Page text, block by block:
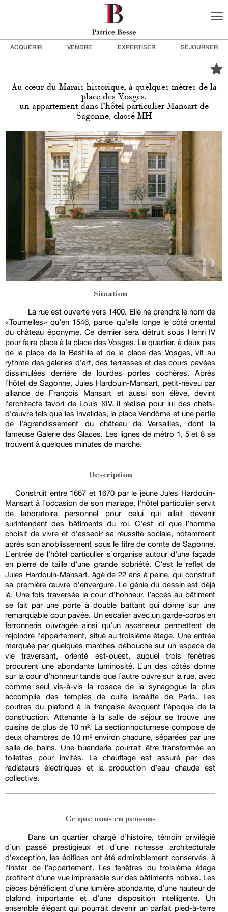
ACQUÉRIR VENDRE EXPERTISER SÉJOURNER
Au cœur du Marais historique, à quelques mètres de la
place des Vosges,
un appartement dans l’hôtel particulier Mansart de
Sagonne, classé MH
Situation
La rue est ouverte vers 1400. Elle ne prendra le nom de
« Tournelles » qu’en 1546, parce qu’elle longe le côté oriental
du château éponyme. Ce dernier sera détruit sous Henri IV
pour faire place à la place des Vosges. Le quartier, à deux pas
de la place de la Bastille et de la place des Vosges, vit au
rythme des galeries d’art, des terrasses et des cours pavées
dissimulées derrière de lourdes portes cochères. Après
l’hôtel de Sagonne, Jules Hardouin-Mansart, petit-neveu par
alliance de François Mansart et aussi son élève, devint
l’architecte favori de Louis XIV. Il réalisa pour lui des chefs-
d’œuvre tels que les Invalides, la place Vendôme et une partie
de l’agrandissement du château de Versailles, dont la
fameuse Galerie des Glaces. Les lignes de métro 1, 5 et 8 se
trouvent à quelques minutes de marche.
Description
Construit entre 1667 et 1670 par le jeune Jules Hardouin-
Mansart à l’occasion de son mariage, l’hôtel particulier servit
de laboratoire personnel pour celui qui allait devenir
surintendant des bâtiments du roi. C’est ici que l’homme
choisit de vivre et d’asseoir sa réussite sociale, notamment
après son anoblissement sous le titre de comte de Sagonne.
L’entrée de l’hôtel particulier s’organise autour d’une façade
en pierre de taille d’une grande sobriété. C’est le reflet de
Jules Hardouin-Mansart, âgé de 22 ans à peine, qui construit
sa première œuvre d’envergure. Le génie du dessin est déjà
là. Une fois traversée la cour d’honneur, l’accès au bâtiment
se fait par une porte à double battant qui donne sur une
remarquable cour pavée. Un escalier avec un garde-corps en
ferronnerie ouvragée ainsi qu’un ascenseur permettent de
rejoindre l’appartement, situé au troisième étage. Une entrée
marquée par quelques marches débouche sur un espace de
vie traversant, orienté est-ouest, auquel trois fenêtres
procurent une abondante luminosité. L’un des côtés donne
sur la cour d’honneur tandis que l’autre ouvre sur la rue, avec
comme seul vis-à-vis la rosace de la synagogue la plus
accomplie des temples de culte israélite de Paris. Les
poutres du plafond à la française évoquent l’époque de la
construction. Attenante à la salle de séjour se trouve une
cuisine de plus de 10 m². La section nocturne se compose de
deux chambres de 10 m² environ chacune, séparées par une
salle de bains. Une buanderie pourrait être transformée en
toilettes pour invités. Le chauffage est assuré par des
radiateurs électriques et la production d’eau chaude est
collective.
Ce que nous en pensons
Dans un quartier chargé d’histoire, témoin privilégié
d’un passé prestigieux et d’une richesse architecturale
d’exception, les édifices ont été admirablement conservés, à
l’instar de l’appartement. Les fenêtres du troisième étage
profitent d’une vue imprenable sur des bâtiments nobles. Les
pièces bénéficient d’une lumière abondante, d’une hauteur de
plafond importante et d’une disposition intelligente. Un
ensemble élégant qui pourrait devenir un parfait pied-à-terre